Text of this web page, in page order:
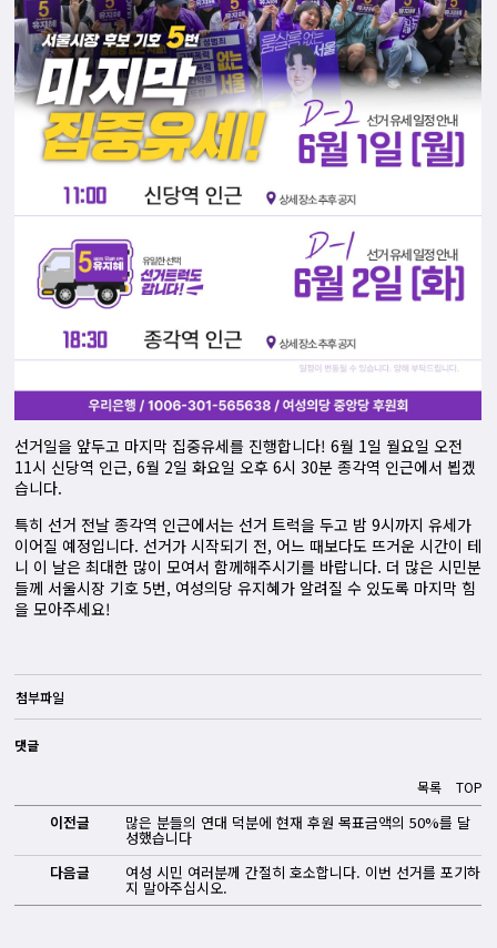
선거일을 앞두고 마지막 집중유세를 진행합니다! 6월 1일 월요일 오전
11시 신당역 인근, 6월 2일 화요일 오후 6시 30분 종각역 인근에서 뵙겠
습니다.
특히 선거 전날 종각역 인근에서는 선거 트럭을 두고 밤 9시까지 유세가
이어질 예정입니다. 선거가 시작되기 전, 어느 때보다도 뜨거운 시간이 테
니 이 날은 최대한 많이 모여서 함께해주시기를 바랍니다. 더 많은 시민분
들께 서울시장 기호 5번, 여성의당 유지혜가 알려질 수 있도록 마지막 힘
을 모아주세요!
첨부파일
댓글
목록 TOP
이전글 많은 분들의 연대 덕분에 현재 후원 목표금액의 50%를 달
성했습니다
다음글
여성 시민 여러분께 간절히 호소합니다. 이번 선거를 포기하
지 말아주십시오.